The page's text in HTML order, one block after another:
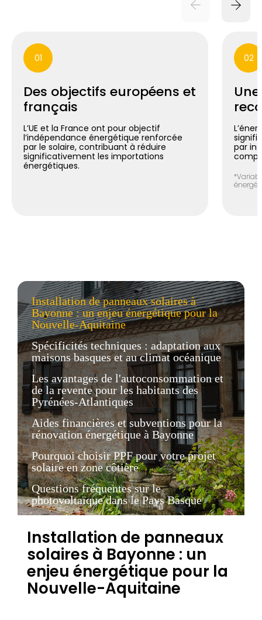
01
Des objectifs européens et
français
L’UE et la France ont pour objectif
l’indépendance énergétique renforcée
par le solaire, contribuant à réduire
significativement les importations
énergétiques.
02
par
Installation de panneaux solaires à
Bayonne : un enjeu énergétique pour la
Nouvelle-Aquitaine
Spécificités techniques : adaptation aux
maisons basques et au climat océanique
Les avantages de l'autoconsommation et
de la revente pour les habitants des
Pyrénées-Atlantiques
Aides financières et subventions pour la
rénovation énergétique à Bayonne
Pourquoi choisir PPF pour votre projet
solaire en zone côtière
Questions fréquentes sur le
photovoltaïque dans le Pays Basque
Installation de panneaux
solaires à Bayonne : un
enjeu énergétique pour la
Nouvelle-Aquitaine